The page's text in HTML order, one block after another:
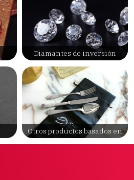
Diamantes de inversión
Otros productos basados en
metales